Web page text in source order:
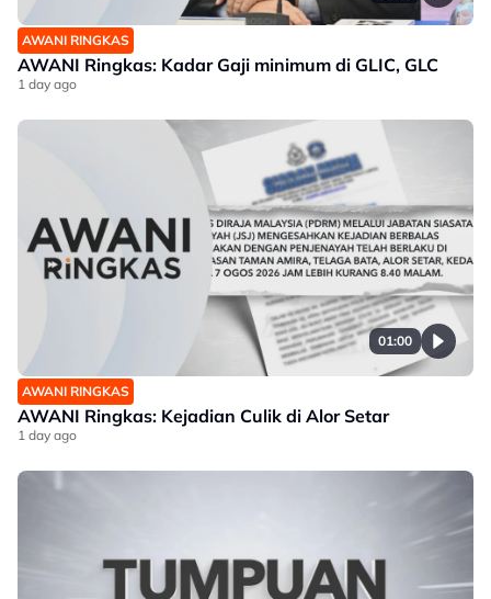
AWANI RINGKAS
AWANI Ringkas: Kadar Gaji minimum di GLIC, GLC
1 day ago
01:00
AWANI RINGKAS
AWANI Ringkas: Kejadian Culik di Alor Setar
1 day ago